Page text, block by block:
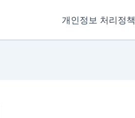
개인정보 처리정책